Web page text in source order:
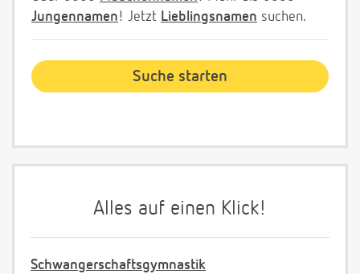
Jungennamen! Jetzt Lieblingsnamen suchen.
Alles auf einen Klick!
Schwangerschaftsgymnastik